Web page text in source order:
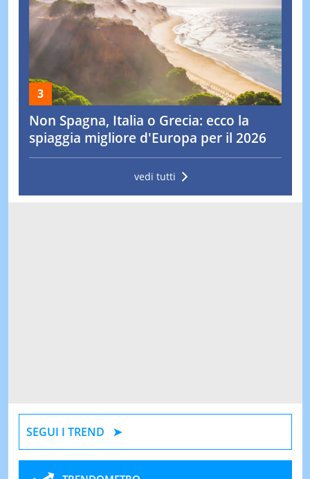
Non Spagna, Italia o Grecia: ecco la
spiaggia migliore d'Europa per il 2026
vedi tutti
SEGUI I TREND